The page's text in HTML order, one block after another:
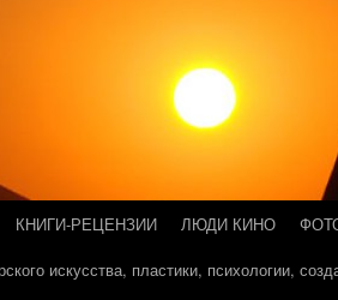
КНИГИ-РЕЦЕНЗИИ ЛЮДИ КИНО
искусства, пластики, психологии,